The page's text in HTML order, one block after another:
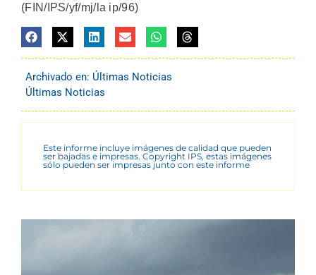
(FIN/IPS/yf/mj/la ip/96)
Archivado en: Últimas Noticias
Últimas Noticias
Este informe incluye imágenes de calidad que pueden
ser bajadas e impresas. Copyright IPS, estas imágenes
sólo pueden ser impresas junto con este informe